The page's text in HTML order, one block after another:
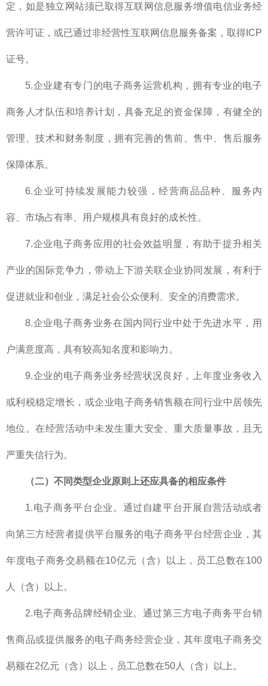
定，如是独立网站须已取得互联网信息服务增值电信业务经
营许可证，或已通过非经营性互联网信息服务备案，取得ICP
证号。
5.企业建有专门的电子商务运营机构，拥有专业的电子
商务人才队伍和培养计划，具备充足的资金保障，有健全的
管理、技术和财务制度，拥有完善的售前、售中、售后服务
保障体系。
6.企业可持续发展能力较强，经营商品品种、服务内
容、市场占有率、用户规模具有良好的成长性。
7.企业电子商务应用的社会效益明显，有助于提升相关
产业的国际竞争力，带动上下游关联企业协同发展，有利于
促进就业和创业，满足社会公众便利、安全的消费需求。
8.企业电子商务业务在国内同行业中处于先进水平，用
户满意度高，具有较高知名度和影响力。
9.企业的电子商务业务经营状况良好，上年度业务收入
或利税稳定增长，或企业电子商务销售额在同行业中居领先
地位。在经营活动中未发生重大安全、重大质量事故，且无
严重失信行为。
（二）不同类型企业原则上还应具备的相应条件
1.电子商务平台企业。通过自建平台开展自营活动或者
向第三方经营者提供平台服务的电子商务平台经营企业，其
年度电子商务交易额在10亿元（含）以上，员工总数在100
人（含）以上。
2.电子商务品牌经销企业。通过第三方电子商务平台销
售商品或提供服务的电子商务经营企业，其年度电子商务交
易额在2亿元（含）以上，员工总数在50人（含）以上。